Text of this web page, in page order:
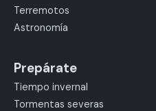
Terremotos
Astronomía
Prepárate
Tiempo invernal
Tormentas severas